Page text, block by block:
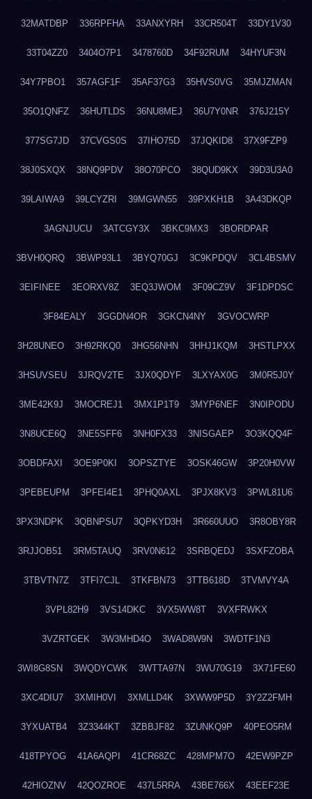
32MATDBP 336RPFHA 33ANXYRH 33CR504T 33DY1V30
33T04ZZ0 3404O7P1 3478760D 34F92RUM 34HYUF3N
34Y7PBO1 357AGF1F 35AF37G3 35HVS0VG 35MJZMAN
35O1QNFZ 36HUTLDS 36NU8MEJ 36U7Y0NR 376J215Y
377SG7JD 37CVGS0S 37IHO75D 37JQKID8 37X9FZP9
38J0SXQX 38NQ9PDV 38O70PCO 38QUD9KX 39D3U3A0
39LAIWA9 39LCYZRI 39MGWN55 39PXKH1B 3A43DKQP
3AGNJUCU 3ATCGY3X 3BKC9MX3 3BORDPAR
3BVH0QRQ 3BWP93L1 3BYQ70GJ 3C9KPDQV 3CL4BSMV
3EIFINEE 3EORXV8Z 3EQ3JWOM 3F09CZ9V 3F1DPDSC
3F84EALY 3GGDN4OR 3GKCN4NY 3GVOCWRP
3H28UNEO 3H92RKQ0 3HG56NHN 3HHJ1KQM 3HSTLPXX
3HSUVSEU 3JRQV2TE 3JX0QDYF 3LXYAX0G 3M0R5J0Y
3ME42K9J 3MOCREJ1 3MX1P1T9 3MYP6NEF 3N0IPODU
3N8UCE6Q 3NE5SFF6 3NH0FX33 3NISGAEP 3O3KQQ4F
3OBDFAXI 3OE9P0KI 3OPSZTYE 3OSK46GW 3P20H0VW
3PEBEUPM 3PFEI4E1 3PHQ0AXL 3PJX8KV3 3PWL81U6
3PX3NDPK 3QBNPSU7 3QPKYD3H 3R660UUO 3R8OBY8R
3RJJOB51 3RM5TAUQ 3RV0N612 3SRBQEDJ 3SXFZOBA
3TBVTN7Z 3TFI7CJL 3TKFBN73 3TTB618D 3TVMVY4A
3VPL82H9 3VS14DKC 3VX5WW8T 3VXFRWKX
3VZRTGEK 3W3MHD4O 3WAD8W9N 3WDTF1N3
3WI8G8SN 3WQDYCWK 3WTTA97N 3WU70G19 3X71FE60
3XC4DIU7 3XMIH0VI 3XMLLD4K 3XWW9P5D 3Y2Z2FMH
3YXUATB4 3Z3344KT 3ZBBJF82 3ZUNKQ9P 40PEO5RM
418TPYOG 41A6AQPI 41CR68ZC 428MPM7O 42EW9PZP
42HIOZNV 42QOZROE 437L5RRA 43BE766X 43EEF23E